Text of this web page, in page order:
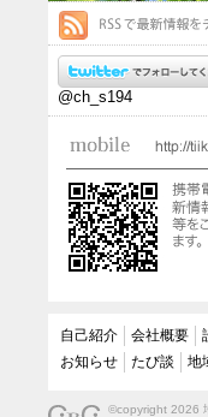
@ch_s194
自己紹介 会社概要
お知らせ
たび談 地
©copyright 2026